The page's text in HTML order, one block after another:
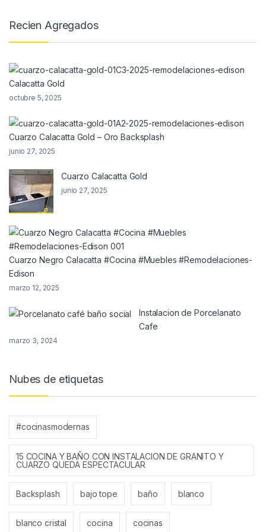
Recien Agregados
Calacatta Gold
octubre 5, 2025
Cuarzo Calacatta Gold – Oro Backsplash
junio 27, 2025
Cuarzo Calacatta Gold
junio 27, 2025
Cuarzo Negro Calacatta #Cocina #Muebles #Remodelaciones-
Edison
marzo 12, 2025
Instalacion de Porcelanato
Cafe
marzo 3, 2024
Nubes de etiquetas
#cocinasmodernas
15 COCINA Y BAÑO CON INSTALACION DE GRANITO Y
CUARZO QUEDA ESPECTACULAR
Backsplash bajo tope baño blanco
blanco cristal cocina cocinas